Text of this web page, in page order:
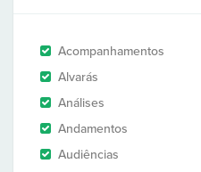
Acompanhamentos
Alvarás
Análises
Andamentos
Audiências